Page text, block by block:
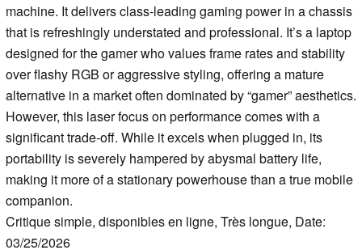
machine. It delivers class-leading gaming power in a chassis
that is refreshingly understated and professional. It’s a laptop
designed for the gamer who values frame rates and stability
over flashy RGB or aggressive styling, offering a mature
alternative in a market often dominated by “gamer” aesthetics.
However, this laser focus on performance comes with a
significant trade-off. While it excels when plugged in, its
portability is severely hampered by abysmal battery life,
making it more of a stationary powerhouse than a true mobile
companion.
Critique simple, disponibles en ligne, Très longue, Date:
03/25/2026